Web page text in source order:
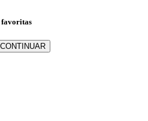
favoritas
CONTINUAR